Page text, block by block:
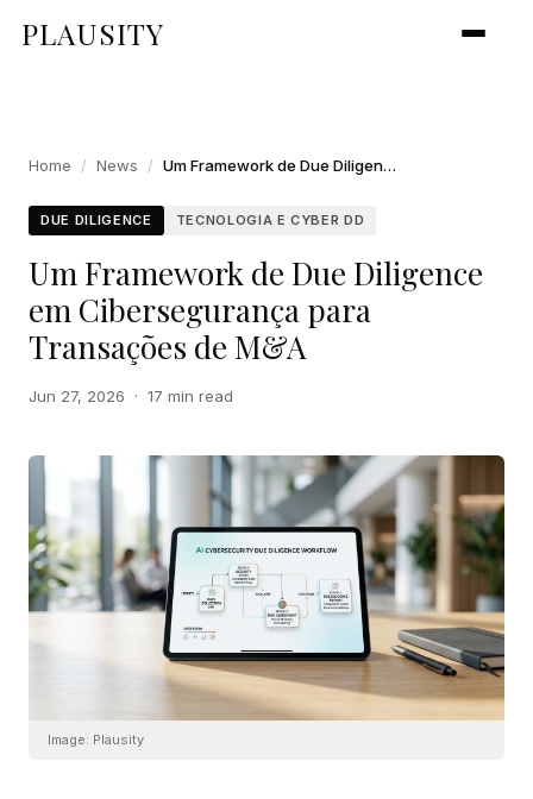
PLAUSITY
Home / News / Um Framework de Due Diligence em Cibersegurança para Transações de M&A
DUE DILIGENCE TECNOLOGIA E CYBER DD
Um Framework de Due Diligence
em Cibersegurança para
Transações de M&A
Jun 27, 2026 · 17 min read
Image: Plausity